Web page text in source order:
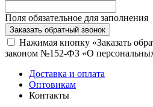
Поля обязательное для заполнения
Заказать обратный звонок
Нажимая кнопку «Заказать
законом №152-ФЗ «О
Доставка и оплата
Оптовикам
Контакты